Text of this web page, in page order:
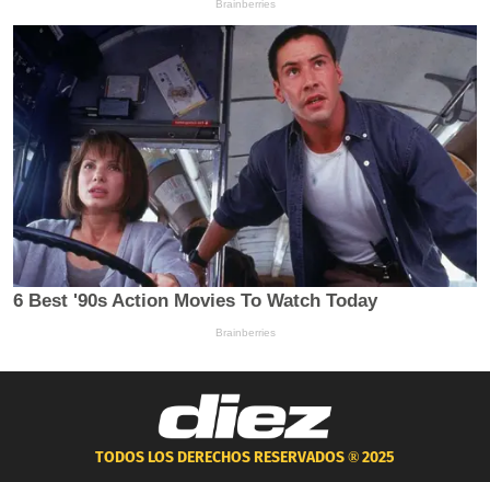
TODOS LOS DERECHOS RESERVADOS ®2025